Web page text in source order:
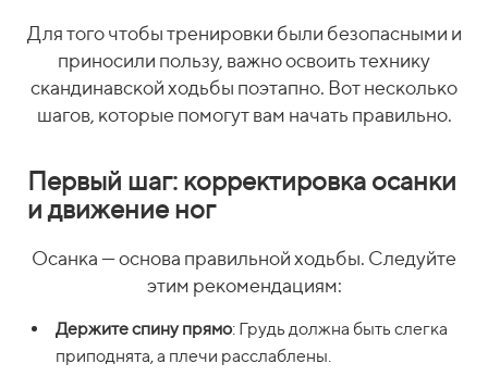
Для того чтобы тренировки были безопасными и
приносили пользу, важно освоить технику
скандинавской ходьбы поэтапно. Вот несколько
шагов, которые помогут вам начать правильно.
Первый шаг: корректировка осанки
и движение ног
Осанка — основа правильной ходьбы. Следуйте
этим рекомендациям:
Держите спину прямо: Грудь должна быть слегка
приподнята, а плечи расслаблены.